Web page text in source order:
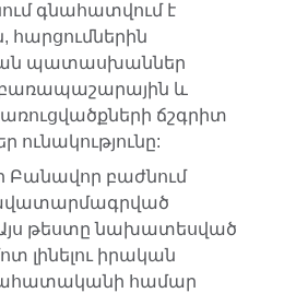
գնահատվում է
հարցումներին
պատասխաններ
բառապաշարային և
ճշգրիտ
ունակությունը:
Բանավոր բաժնում
թեստը նախատեսված
լինելու իրական
համար